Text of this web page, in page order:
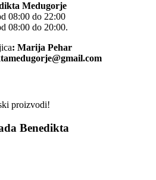
Medugorje
08:00 do 22:00
08:00 do 20:00.
: Marija Pehar
proizvodi!
Benedikta